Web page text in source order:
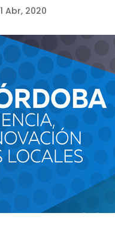
1 Abr, 2020